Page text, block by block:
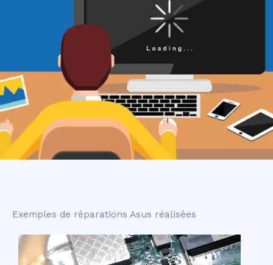
Exemples de réparations Asus réalisées